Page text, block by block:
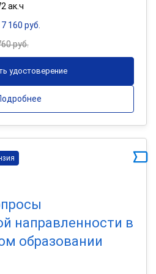
ак.ч
160 руб.
руб.
удостоверение
направленности в
образовании